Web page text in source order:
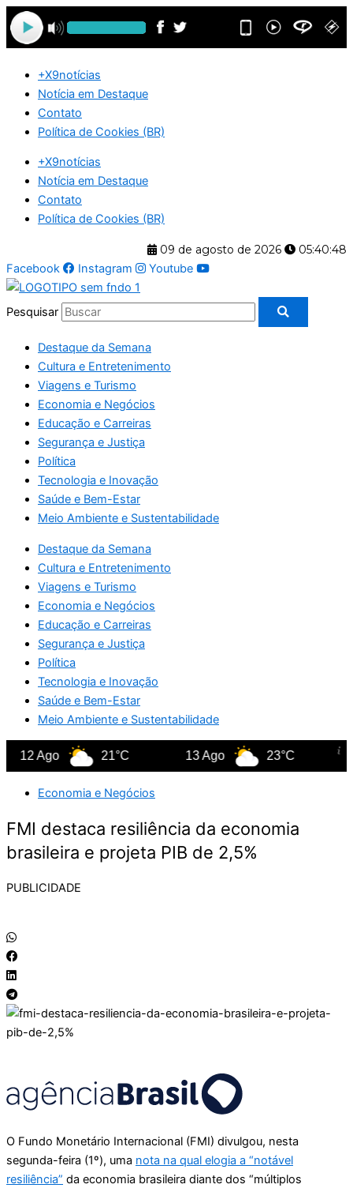
Ir
para
o
+X9notícias
Notícia em Destaque
Contato
Política de Cookies (BR)
+X9notícias
Notícia em Destaque
Contato
Política de Cookies (BR)
09 de agosto de 2026
05:40:48
Facebook
Instagram Youtube
Pesquisar
Destaque da Semana
Cultura e Entretenimento
Viagens e Turismo
Economia e Negócios
Educação e Carreiras
Segurança e Justiça
Política
Tecnologia e Inovação
Saúde e Bem-Estar
Meio Ambiente e Sustentabilidade
Destaque da Semana
Cultura e Entretenimento
Viagens e Turismo
Economia e Negócios
Educação e Carreiras
Segurança e Justiça
Política
Tecnologia e Inovação
Saúde e Bem-Estar
Meio Ambiente e Sustentabilidade
21°C 13 Ago 23°C 14
Economia e Negócios
FMI destaca resiliência da economia
brasileira e projeta PIB de 2,5%
PUBLICIDADE
O Fundo Monetário Internacional (FMI) divulgou, nesta
segunda-feira (1º), uma nota na qual elogia a “notável
resiliência” da economia brasileira diante dos “múltiplos